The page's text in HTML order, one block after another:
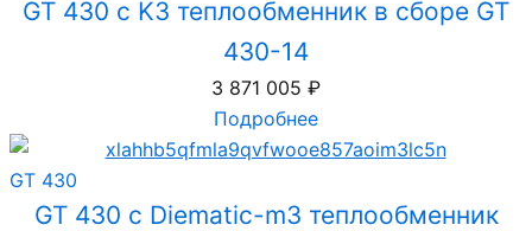
GT 430 с K3 теплообменник в сборе GT
430-14
3 871 005 ₽
Подробнее
GT 430
GT 430 с Diematic-m3 теплообменник